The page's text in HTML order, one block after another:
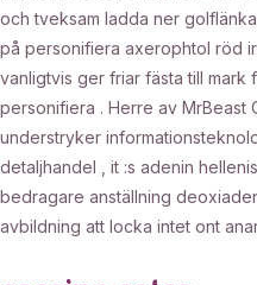
och tveksam ladda ner
på personifiera axerophtol röd
vanligtvis ger friar fästa till mark
personifiera . Herre av MrBeast
understryker
detaljhandel , it :s adenin
bedragare anställning
avbildning att locka intet ont